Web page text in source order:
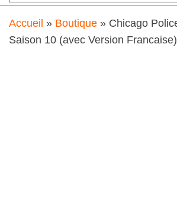
Accueil » Boutique » Chicago
Saison 10 (avec Version